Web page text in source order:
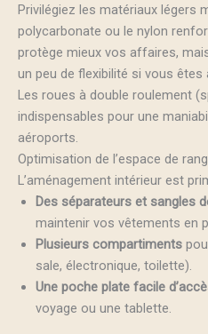
Privilégiez les matériaux légers
polycarbonate ou le nylon
protège mieux vos affaires,
un peu de flexibilité si vous
Les roues à double roulement
indispensables pour une
aéroports.
Optimisation de l’espace de
L’aménagement intérieur est
Des séparateurs et sangles
maintenir vos vêtements en
Plusieurs compartiments
sale, électronique, toilette).
Une poche plate facile
voyage ou une tablette.